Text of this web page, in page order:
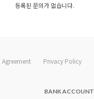
등록된 문의가 없습니다.
Agreement Privacy Policy
BANK ACCOUNT